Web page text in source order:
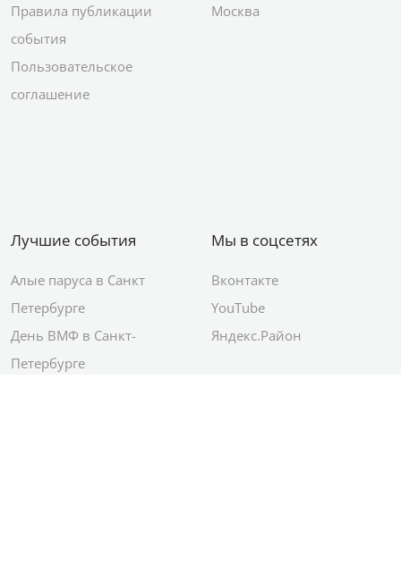
Правила публикации
события
Пользовательское
соглашение
Москва
Лучшие события
Алые паруса в Санкт
Петербурге
День ВМФ в Санкт-
Петербурге
Мы в соцсетях
Вконтакте
YouTube
Яндекс.Район